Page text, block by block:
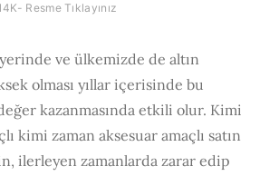
Resme Tıklayınız
ve ülkemizde de altın
olması yıllar içerisinde bu
kazanmasında etkili olur. Kimi
kimi zaman aksesuar amaçlı satın
ilerleyen zamanlarda zarar edip